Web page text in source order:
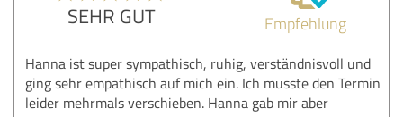
SEHR GUT Empfehlung
Hanna ist super sympathisch, ruhig, verständnisvoll und
ging sehr empathisch auf mich ein. Ich musste den Termin
leider mehrmals verschieben. Hanna gab mir aber